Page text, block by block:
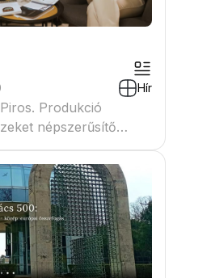
Hír
Produkció
népszerűsítő